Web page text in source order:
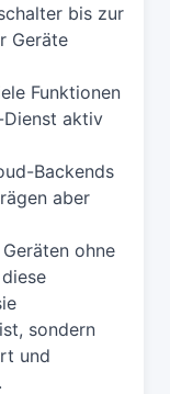
bis zur
Geräte
Funktionen
Dienst aktiv
Backends
aber
ohne
sondern
und